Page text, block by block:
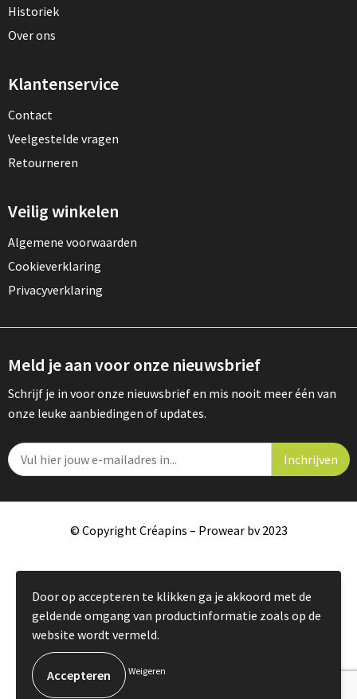
Historiek
Over ons
Klantenservice
Contact
Veelgestelde vragen
Retourneren
Veilig winkelen
Algemene voorwaarden
Cookieverklaring
Privacyverklaring
Meld je aan voor onze nieuwsbrief
Schrijf je in voor onze nieuwsbrief en mis nooit meer één van
onze leuke aanbiedingen of updates.
© Copyright Créapins – Prowear bv 2023
Door op accepteren te klikken ga je akkoord met de
geldende omgang van productinformatie zoals op de
website wordt vermeld.
Weigeren